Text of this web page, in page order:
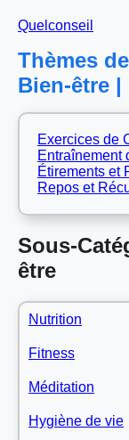
Quelconseil
Thèmes
Bien-être
Exercices de
Entraînement
Étirements et
Repos et
Sous-
être
Nutrition
Fitness
Méditation
Hygiène de vie